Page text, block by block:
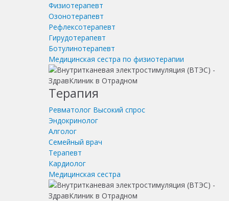
Физиотерапевт
Озонотерапевт
Рефлексотерапевт
Гирудотерапевт
Ботулинотерапевт
Медицинская сестра по физиотерапии
Терапия
Ревматолог Высокий спрос
Эндокринолог
Алголог
Семейный врач
Терапевт
Кардиолог
Медицинская сестра